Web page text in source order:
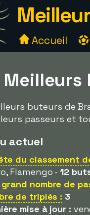
Accueil
Meilleurs
buteurs de
passeurs et
actuel
du classement
Flamengo -12
grand nombre de
de triplés : 3
mise à jour :